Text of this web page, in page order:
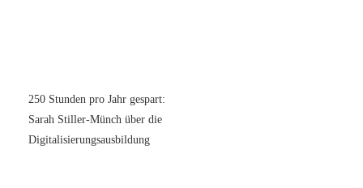
250 Stunden pro Jahr gespart:
Sarah Stiller-Münch über die
Digitalisierungsausbildung